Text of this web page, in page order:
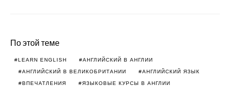
По этой теме
LEARN ENGLISH АНГЛИЙСКИЙ В АНГЛИИ
АНГЛИЙСКИЙ В ВЕЛИКОБРИТАНИИ АНГЛИЙСКИЙ ЯЗЫК
ВПЕЧАТЛЕНИЯ ЯЗЫКОВЫЕ КУРСЫ В АНГЛИИ